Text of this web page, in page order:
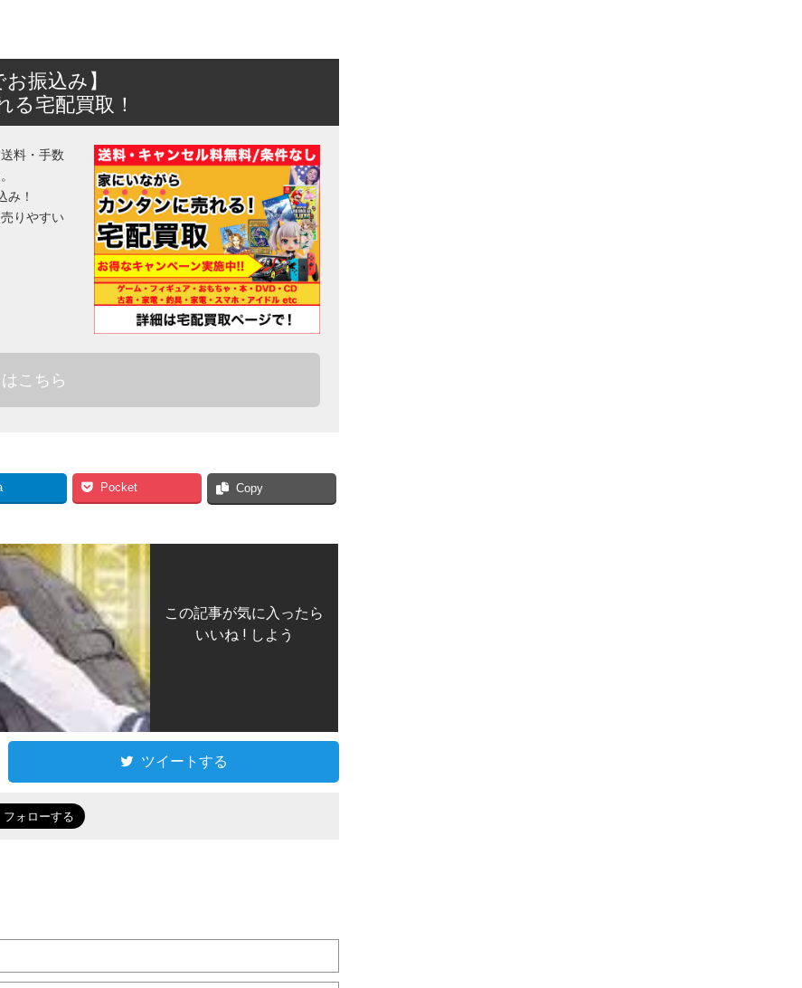
お振込み】
る宅配買取！
料・手数
み！
りやすい
こちら
Pocket Copy
この記事が気に入ったら
いいね ! しよう
ツイートする